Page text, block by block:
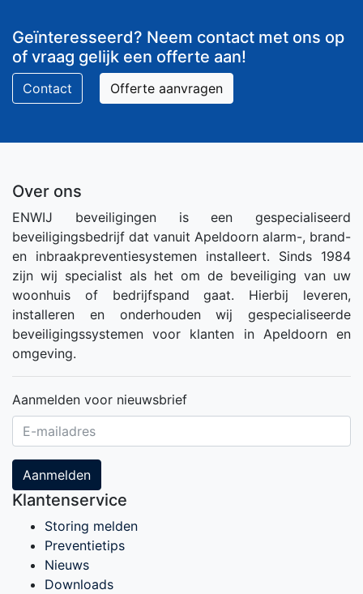
Geïnteresseerd? Neem contact met ons op
of vraag gelijk een offerte aan!
Contact Offerte aanvragen
Over ons
ENWIJ beveiligingen is een gespecialiseerd
beveiligingsbedrijf dat vanuit Apeldoorn alarm-, brand-
en inbraakpreventiesystemen installeert. Sinds 1984
zijn wij specialist als het om de beveiliging van uw
woonhuis of bedrijfspand gaat. Hierbij leveren,
installeren en onderhouden wij gespecialiseerde
beveiligingssystemen voor klanten in Apeldoorn en
omgeving.
Aanmelden voor nieuwsbrief
Aanmelden
Klantenservice
Storing melden
Preventietips
Nieuws
Downloads